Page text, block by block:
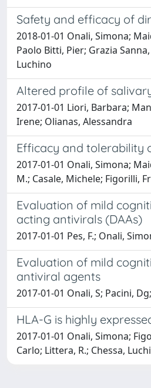
Safety and efficacy of
2018-01-01 Onali, Simona;
Paolo Bitti, Pier; Grazia
Luchino
Altered profile of
2017-01-01 Liori, Barbara;
Irene; Olianas, Alessandra
Efficacy and tolerability
2017-01-01 Onali, Simona;
M.; Casale, Michele; Figorilli,
Evaluation of mild
acting antivirals (DAAs)
2017-01-01 Pes, F.; Onali,
Evaluation of mild
antiviral agents
2017-01-01 Onali, S; Pacini,
HLA-G is highly
2017-01-01 Onali, Simona;
Carlo; Littera, R.; Chessa,